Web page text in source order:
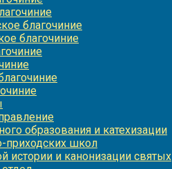
благочиние
благочиние
образования и катехизации
приходских школ
истории и канонизации святых